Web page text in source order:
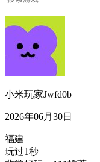
小米玩家Jwfd0b
2026年06月30日
福建
玩过1秒